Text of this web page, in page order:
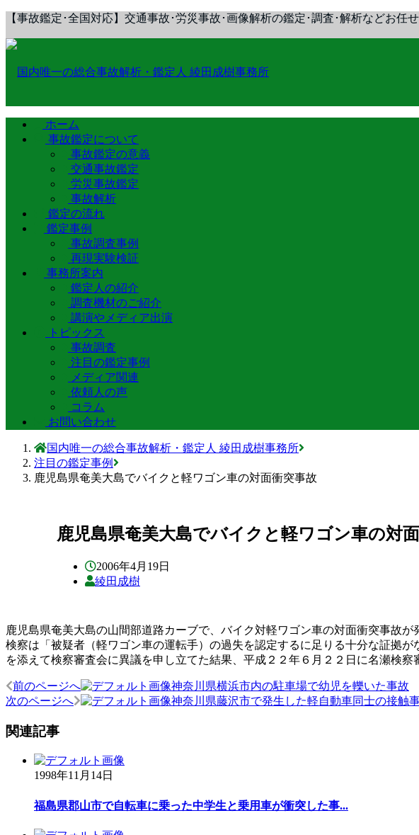
【事故鑑定･全国対応】交通事故･労災事故･画像解析の鑑定･調査･解析などお任
ホーム
事故鑑定について
事故鑑定の意義
交通事故鑑定
労災事故鑑定
事故解析
鑑定の流れ
鑑定事例
事故調査事例
再現実験検証
事務所案内
鑑定人の紹介
調査機材のご紹介
講演やメディア出演
トピックス
事故調査
注目の鑑定事例
メディア関連
依頼人の声
コラム
お問い合わせ
国内唯一の総合事故解析・鑑定人 綾田成樹事務所
注目の鑑定事例
鹿児島県奄美大島でバイクと軽ワゴン車の対面衝突事故
鹿児島県奄美大島でバイクと軽ワゴン車の対
2006年4月19日
綾田成樹
鹿児島県奄美大島の山間部道路カーブで、バイク対軽ワゴン車の対面衝突事故
検察は「被疑者（軽ワゴン車の運転手）の過失を認定するに足りる十分な証拠
を添えて検察審査会に異議を申し立てた結果、平成２２年６月２２日に名瀬検
投
稿
ナ
前のページへ
神奈川県横浜市内の駐車場で幼児を轢いた事故
次のページへ
神奈川県藤沢市で発生した軽自動車同士の接触
関連記事
1998年11月14日
福島県郡山市で自転車に乗った中学生と乗用車が衝突した事...